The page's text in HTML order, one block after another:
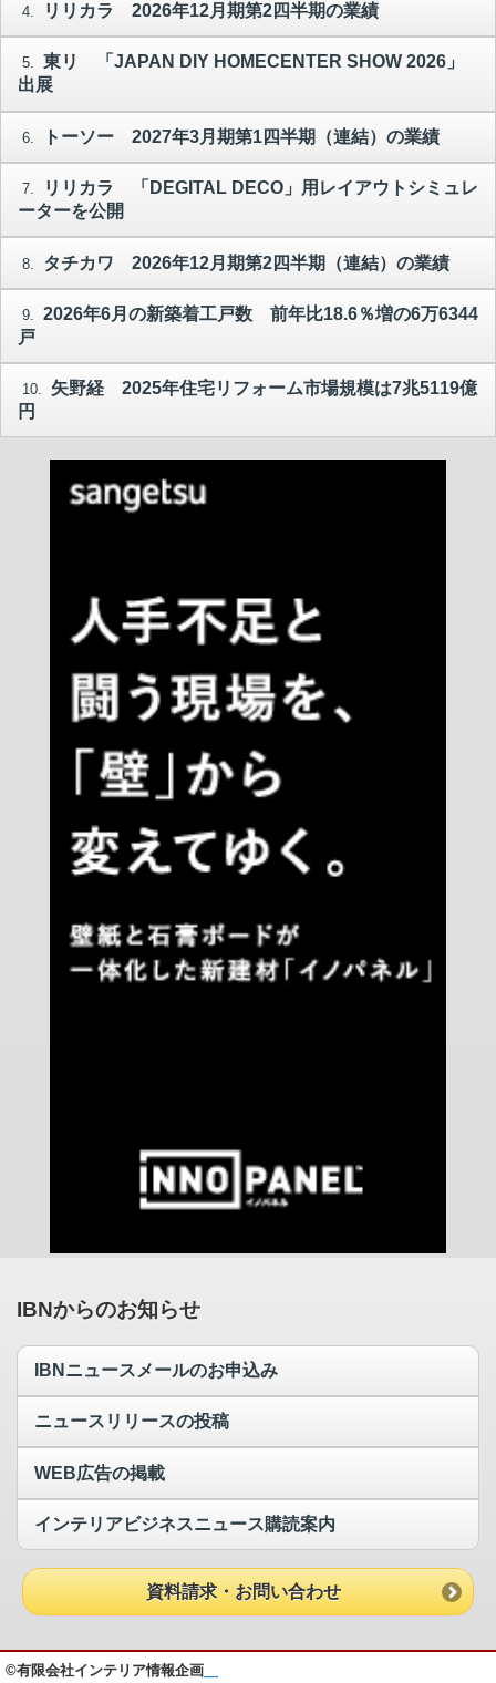
4. リリカラ 2026年12月期第2四半期の業績
5. 東リ 「JAPAN DIY HOMECENTER SHOW 2026」
出展
6. トーソー 2027年3月期第1四半期（連結）の業績
7.
リリカラ 「DEGITAL DECO」用レイアウトシミュレ
ーターを公開
8. タチカワ 2026年12月期第2四半期（連結）の業績
9.
2026年6月の新築着工戸数 前年比18.6％増の6万6344
戸
10.
矢野経 2025年住宅リフォーム市場規模は7兆5119億
円
IBNからのお知らせ
IBNニュースメールのお申込み
ニュースリリースの投稿
WEB広告の掲載
インテリアビジネスニュース購読案内
資料請求・お問い合わせ
©有限会社インテリア情報企画